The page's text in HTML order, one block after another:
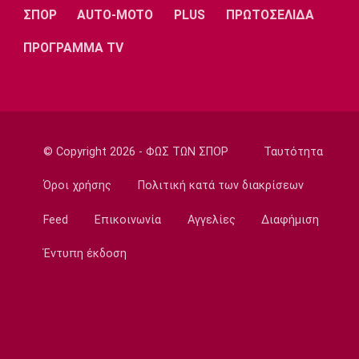
Εθνικές Μπάσκετ
65 τη Βουλγαρία
18:00
Ποδόσφαιρο - Εθνικές Ομάδες
συγγνώμη για την καταγγελία
ΣΠΟΡ AUTO-MOTO PLUS ΠΡΩΤΟΣΕΛΙΔΑ
ΠΡΟΓΡΑΜΜΑ TV
© Copyright 2026 - ΦΩΣ ΤΩΝ ΣΠΟΡ Ταυτότητα
Όροι χρήσης Πολιτική κατά των διακρίσεων
Feed Επικοινωνία Αγγελίες Διαφήμιση
Έντυπη έκδοση